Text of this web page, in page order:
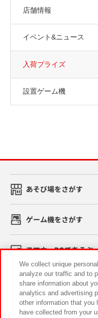
店舗情報
イベント&ニュース
入荷プライズ
設置ゲーム機
あそび場をさがす
ゲーム機をさがす
スマホ・PCであそぶ
イベント・キャンペー
We collect unique
analyze our traffic and to
share information about
analytics and advertising
other information that you
have collected from your